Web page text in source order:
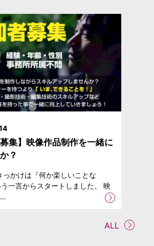
募集】映像作品制作を一緒に
？
っかけは『何か楽しいことな
一言からスタートしました。 映
ALL